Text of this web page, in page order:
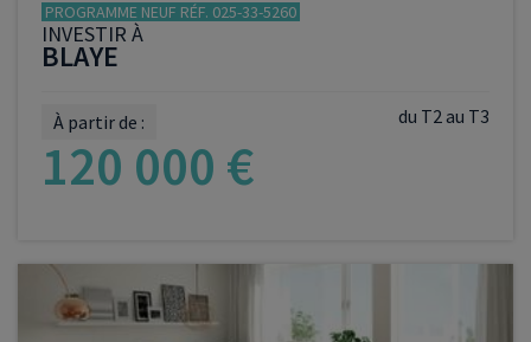
PROGRAMME NEUF RÉF. 025-33-5260
INVESTIR À
BLAYE
du T2 au T3
À partir de :
120 000 €
VOIR LE PROGRAMME